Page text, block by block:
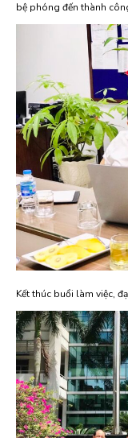
bệ phóng đến thành
Kết thúc buổi làm việc,